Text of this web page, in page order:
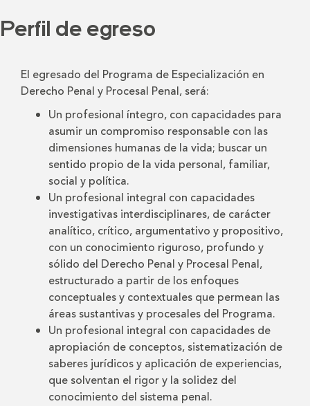
Perfil de egreso
El egresado del Programa de Especialización en
Derecho Penal y Procesal Penal, será:
Un profesional íntegro, con capacidades para
asumir un compromiso responsable con las
dimensiones humanas de la vida; buscar un
sentido propio de la vida personal, familiar,
social y política.
Un profesional integral con capacidades
investigativas interdisciplinares, de carácter
analítico, crítico, argumentativo y propositivo,
con un conocimiento riguroso, profundo y
sólido del Derecho Penal y Procesal Penal,
estructurado a partir de los enfoques
conceptuales y contextuales que permean las
áreas sustantivas y procesales del Programa.
Un profesional integral con capacidades de
apropiación de conceptos, sistematización de
saberes jurídicos y aplicación de experiencias,
que solventan el rigor y la solidez del
conocimiento del sistema penal.